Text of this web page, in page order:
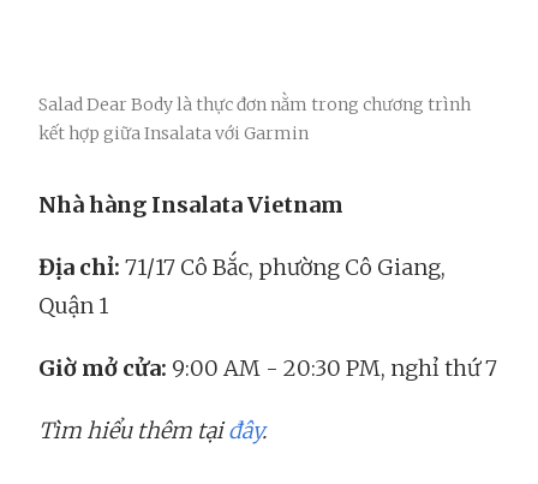
Salad Dear Body là thực đơn nằm trong chương trình
kết hợp giữa Insalata với Garmin
Nhà hàng Insalata Vietnam
Địa chỉ: 71/17 Cô Bắc, phường Cô Giang,
Quận 1
Giờ mở cửa: 9:00 AM - 20:30 PM, nghỉ thứ 7
Tìm hiểu thêm tạiđây.